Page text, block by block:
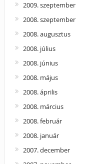
2009. szeptember
2008. szeptember
2008. augusztus
2008. július
2008. június
2008. május
2008. április
2008. március
2008. február
2008. január
2007. december